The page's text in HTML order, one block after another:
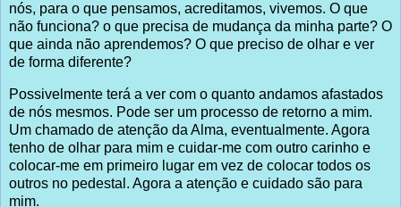
nós, para o que pensamos, acreditamos, vivemos. O que
não funciona? o que precisa de mudança da minha parte? O
que ainda não aprendemos? O que preciso de olhar e ver
de forma diferente?
Possivelmente terá a ver com o quanto andamos afastados
de nós mesmos. Pode ser um processo de retorno a mim.
Um chamado de atenção da Alma, eventualmente. Agora
tenho de olhar para mim e cuidar-me com outro carinho e
colocar-me em primeiro lugar em vez de colocar todos os
outros no pedestal. Agora a atenção e cuidado são para
mim.